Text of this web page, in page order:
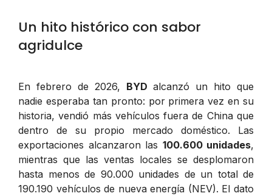
Un hito histórico con sabor
agridulce
En febrero de 2026, BYD alcanzó un hito que
nadie esperaba tan pronto: por primera vez en su
historia, vendió más vehículos fuera de China que
dentro de su propio mercado doméstico. Las
exportaciones alcanzaron las 100.600 unidades,
mientras que las ventas locales se desplomaron
hasta menos de 90.000 unidades de un total de
190.190 vehículos de nueva energía (NEV). El dato